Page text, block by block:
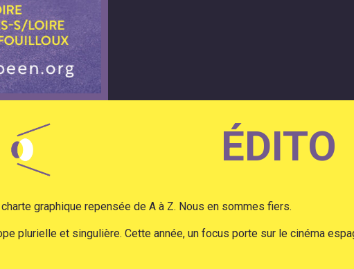
ÉDITO
graphique repensée de A à Z. Nous en sommes fiers.
plurielle et singulière. Cette année, un focus porte sur le cinéma